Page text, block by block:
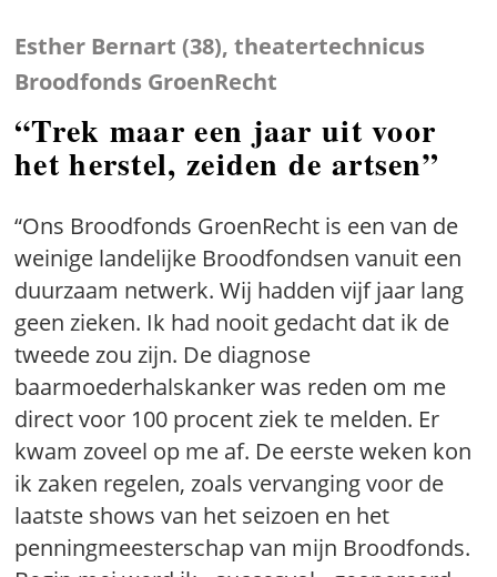
Esther Bernart (38), theatertechnicus
Broodfonds GroenRecht
“Trek maar een jaar uit voor
het herstel, zeiden de artsen”
“Ons Broodfonds GroenRecht is een van de
weinige landelijke Broodfondsen vanuit een
duurzaam netwerk. Wij hadden vijf jaar lang
geen zieken. Ik had nooit gedacht dat ik de
tweede zou zijn. De diagnose
baarmoederhalskanker was reden om me
direct voor 100 procent ziek te melden. Er
kwam zoveel op me af. De eerste weken kon
ik zaken regelen, zoals vervanging voor de
laatste shows van het seizoen en het
penningmeesterschap van mijn Broodfonds.